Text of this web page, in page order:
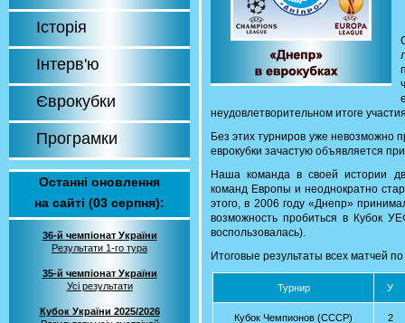
Історія
Інтерв'ю
Єврокубки
Програмки
Останні оновлення
на сайті (03 серпня):
36-й чемпіонат України
Результати 1-го тура
35-й чемпіонат України
Усі результати
Кубок України 2025/2026
неудовлетворительном итоге
Без этих турниров уже невозможно
еврокубки зачастую объявляется
Наша команда в своей истории
команд Европы и неоднократно
этого, в 2006 году «Днепр»
возможность пробиться в Кубок
воспользовалась).
Итоговые результаты всех матчей
Турнир У
Кубок Чемпионов (СССР) 2